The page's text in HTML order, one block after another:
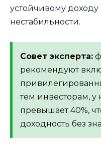
устойчивому
нестабильности.
Совет эксперта:
рекомендуют
тем инвесторам, у
превышает 40%,
доходность без